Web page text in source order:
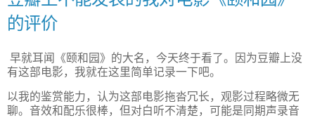
的评价
早就耳闻《 颐和园 》的大名，今天终于看了。因为豆瓣上没
有这部电影，我就在这里简单记录一下吧。
以我的鉴赏能力，认为这部电影拖沓冗长，观影过程略微无
聊。音效和配乐很棒，但对白听不清楚，可能是同期声录音